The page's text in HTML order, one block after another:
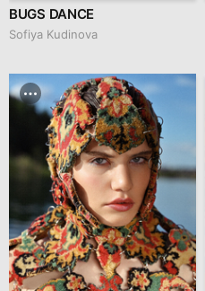
BUGS DANCE
Sofiya Kudinova